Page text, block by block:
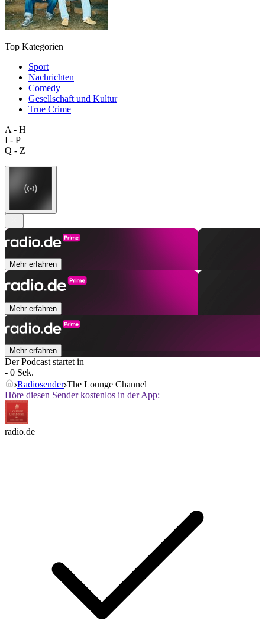
Top Kategorien
Sport
Nachrichten
Comedy
Gesellschaft und Kultur
True Crime
A - H
I - P
Q - Z
Mehr erfahren
Mehr erfahren
Mehr erfahren
Der Podcast startet in
- 0 Sek.
Radiosender The Lounge Channel
Höre diesen Sender kostenlos in der App:
radio.de